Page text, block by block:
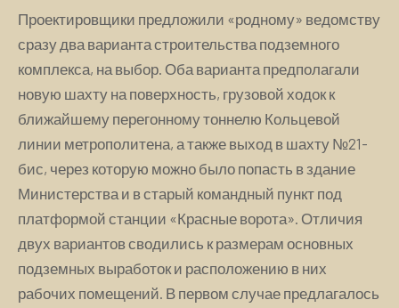
Проектировщики предложили «родному» ведомству
сразу два варианта строительства подземного
комплекса, на выбор. Оба варианта предполагали
новую шахту на поверхность, грузовой ходок к
ближайшему перегонному тоннелю Кольцевой
линии метрополитена, а также выход в шахту №21-
бис, через которую можно было попасть в здание
Министерства и в старый командный пункт под
платформой станции «Красные ворота». Отличия
двух вариантов сводились к размерам основных
подземных выработок и расположению в них
рабочих помещений. В первом случае предлагалось